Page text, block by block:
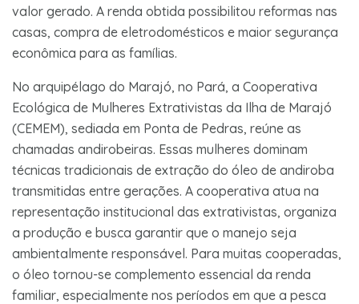
valor gerado. A renda obtida possibilitou reformas nas
casas, compra de eletrodomésticos e maior segurança
econômica para as famílias.
No arquipélago do Marajó, no Pará, a Cooperativa
Ecológica de Mulheres Extrativistas da Ilha de Marajó
(CEMEM), sediada em Ponta de Pedras, reúne as
chamadas andirobeiras. Essas mulheres dominam
técnicas tradicionais de extração do óleo de andiroba
transmitidas entre gerações. A cooperativa atua na
representação institucional das extrativistas, organiza
a produção e busca garantir que o manejo seja
ambientalmente responsável. Para muitas cooperadas,
o óleo tornou-se complemento essencial da renda
familiar, especialmente nos períodos em que a pesca